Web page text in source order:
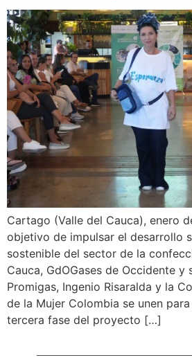
Cartago (Valle del Cauca), enero
objetivo de impulsar el desarrollo
sostenible del sector de la
Cauca, GdOGases de Occidente y
Promigas, Ingenio Risaralda y la
de la Mujer Colombia se unen
tercera fase del proyecto […]